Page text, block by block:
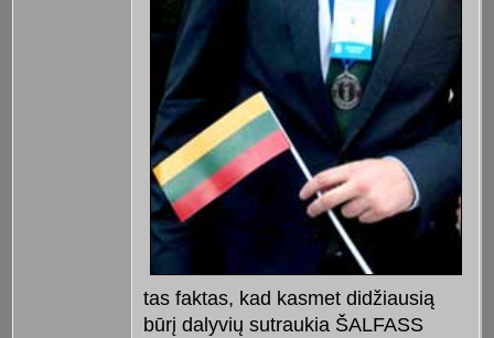
tas faktas, kad kasmet didžiausią
būrį dalyvių sutraukia ŠALFASS